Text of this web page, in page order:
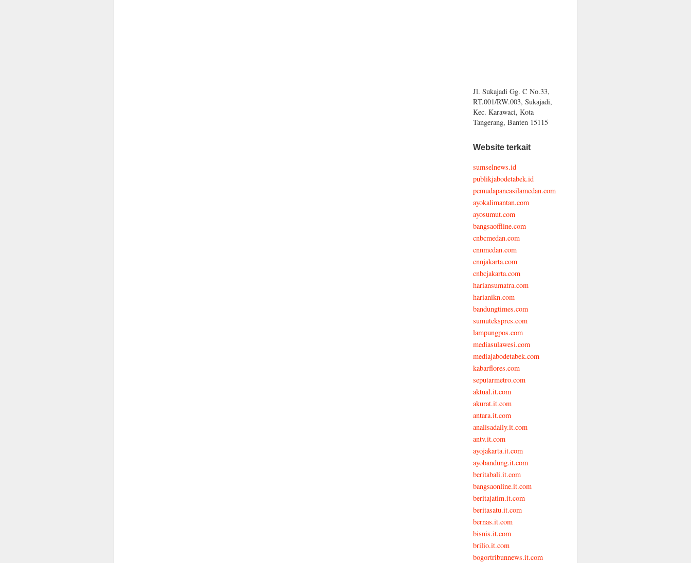
Jl. Sukajadi Gg. C No.33,
RT.001/RW.003, Sukajadi,
Kec. Karawaci, Kota
Tangerang, Banten 15115
Website terkait
sumselnews.id
publikjabodetabek.id
pemudapancasilamedan.com
ayokalimantan.com
ayosumut.com
bangsaoffline.com
cnbcmedan.com
cnnmedan.com
cnnjakarta.com
cnbcjakarta.com
hariansumatra.com
harianikn.com
bandungtimes.com
sumutekspres.com
lampungpos.com
mediasulawesi.com
mediajabodetabek.com
kabarflores.com
seputarmetro.com
aktual.it.com
akurat.it.com
antara.it.com
analisadaily.it.com
antv.it.com
ayojakarta.it.com
ayobandung.it.com
beritabali.it.com
bangsaonline.it.com
beritajatim.it.com
beritasatu.it.com
bernas.it.com
bisnis.it.com
brilio.it.com
bogortribunnews.it.com